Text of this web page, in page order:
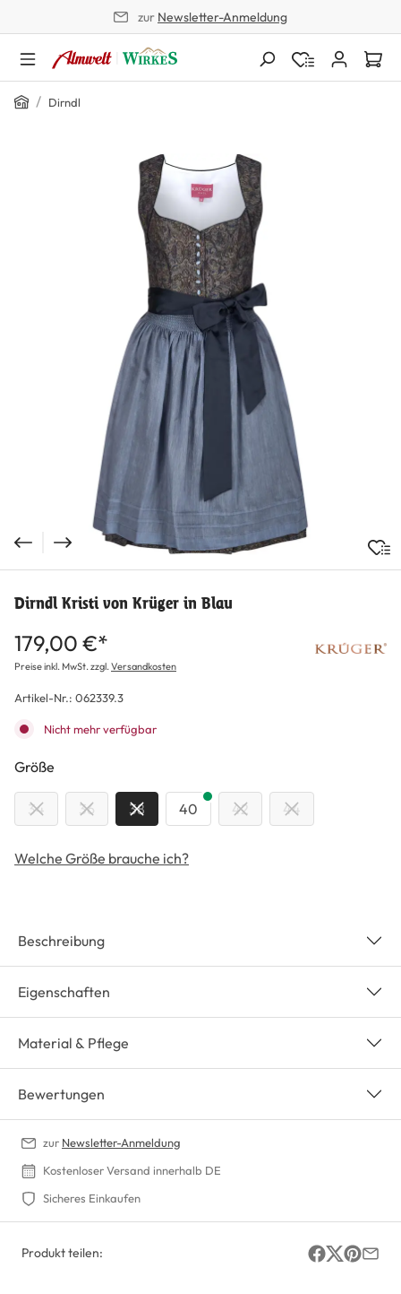
zur Newsletter-Anmeldung
Home
/ Dirndl
Dirndl Kristi von Krüger in Blau
179,00 €*
Preise inkl. MwSt. zzgl.Versandkosten
Artikel-Nr.: 062339.3
Nicht mehr verfügbar
Größe
34 36 38 40 42 44
Welche Größe brauche ich?
Beschreibung
Eigenschaften
Material & Pflege
Bewertungen
zur Newsletter-Anmeldung
Kostenloser Versand innerhalb DE
Sicheres Einkaufen
Produkt teilen: